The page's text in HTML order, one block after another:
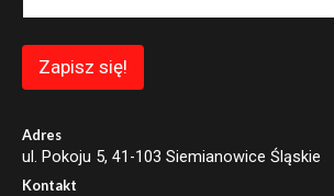
*
i
Zapisz się!
Adres
ul. Pokoju 5, 41-103 Siemianowice Śląskie
Kontakt